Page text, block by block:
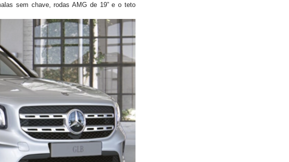
sem chave, rodas AMG de 19” e o teto